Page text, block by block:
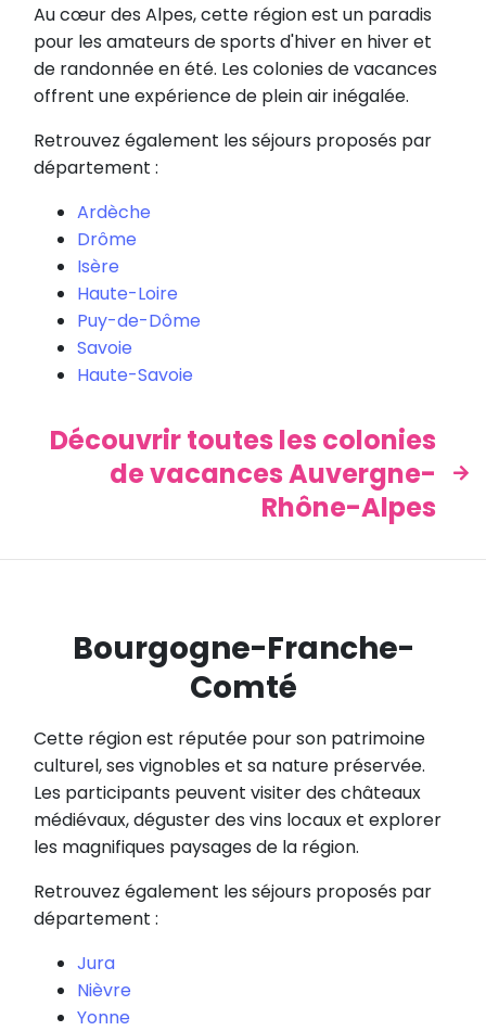
Au cœur des Alpes, cette région est un paradis
pour les amateurs de sports d'hiver en hiver et
de randonnée en été. Les colonies de vacances
offrent une expérience de plein air inégalée.
Retrouvez également les séjours proposés par
département :
Ardèche
Drôme
Isère
Haute-Loire
Puy-de-Dôme
Savoie
Haute-Savoie
Découvrir toutes les colonies
de vacances Auvergne-
Rhône-Alpes
Bourgogne-Franche-
Comté
Cette région est réputée pour son patrimoine
culturel, ses vignobles et sa nature préservée.
Les participants peuvent visiter des châteaux
médiévaux, déguster des vins locaux et explorer
les magnifiques paysages de la région.
Retrouvez également les séjours proposés par
département :
Jura
Nièvre
Yonne